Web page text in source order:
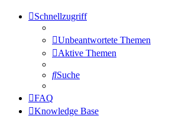
Schnellzugriff
Unbeantwortete Themen
Aktive Themen
Suche
FAQ
Knowledge Base